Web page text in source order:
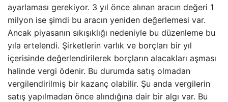
ayarlaması gerekiyor. 3 yıl önce alınan aracın değeri 1
milyon ise şimdi bu aracın yeniden değerlemesi var.
Ancak piyasanın sıkışıklığı nedeniyle bu düzenleme bu
yıla ertelendi. Şirketlerin varlık ve borçları bir yıl
içerisinde değerlendirilerek borçların alacakları aşması
halinde vergi ödenir. Bu durumda satış olmadan
vergilendirilmiş bir kazanç olabilir. Şu anda vergilerin
satış yapılmadan önce alındığına dair bir algı var. Bu